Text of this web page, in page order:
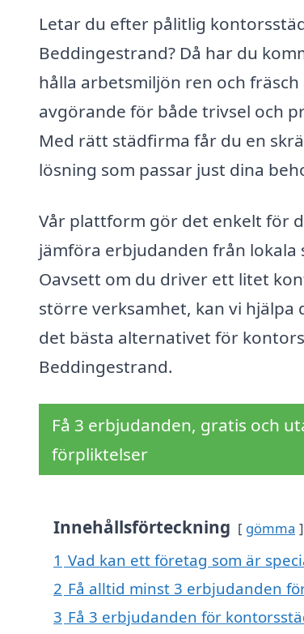
Letar du efter pålitlig
Beddingestrand? Då har du
hålla arbetsmiljön ren och fräsch
avgörande för både trivsel och
Med rätt städfirma får du en
lösning som passar just dina
Vår plattform gör det enkelt för
jämföra erbjudanden från lokala
Oavsett om du driver ett litet
större verksamhet, kan vi hjälpa
det bästa alternativet för
Beddingestrand.
Få 3 erbjudanden, gratis och
förpliktelser
Innehållsförteckning gömma
1 Vad kan ett företag som är
2 Få alltid minst 3 erbjudanden
3 Få 3 erbjudanden för